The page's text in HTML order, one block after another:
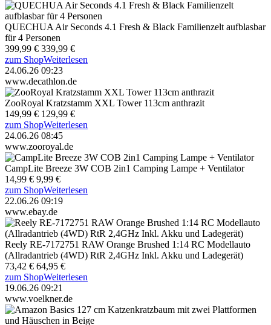
QUECHUA Air Seconds 4.1 Fresh & Black Familienzelt aufblasbar
für 4 Personen
399,99 € 339,99 €
zum ShopWeiterlesen
24.06.26 09:23
www.decathlon.de
ZooRoyal Kratzstamm XXL Tower 113cm anthrazit
149,99 € 129,99 €
zum ShopWeiterlesen
24.06.26 08:45
www.zooroyal.de
CampLite Breeze 3W COB 2in1 Camping Lampe + Ventilator
14,99 € 9,99 €
zum ShopWeiterlesen
22.06.26 09:19
www.ebay.de
Reely RE-7172751 RAW Orange Brushed 1:14 RC Modellauto
(Allradantrieb (4WD) RtR 2,4GHz Inkl. Akku und Ladegerät)
73,42 € 64,95 €
zum ShopWeiterlesen
19.06.26 09:21
www.voelkner.de